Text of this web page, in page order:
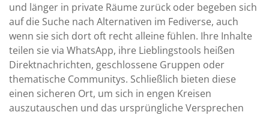
und länger in private Räume zurück oder begeben sich
auf die Suche nach Alternativen im Fediverse, auch
wenn sie sich dort oft recht alleine fühlen. Ihre Inhalte
teilen sie via WhatsApp, ihre Lieblingstools heißen
Direktnachrichten, geschlossene Gruppen oder
thematische Communitys. Schließlich bieten diese
einen sicheren Ort, um sich in engen Kreisen
auszutauschen und das ursprüngliche Versprechen